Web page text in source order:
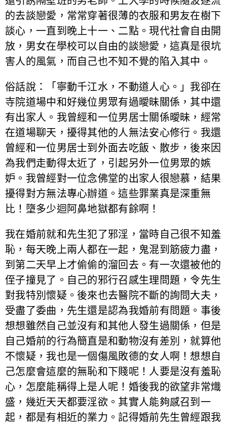
的去談戀愛，常常穿著很薄的衣服和男友在樹下
談心，一直到晚上十一、二點。現代社會自由開
放，男女在學校可以自由的談戀愛，這真是很坑
害人的風氣，而自己也不知不覺的陷入其中。
俗話說：「寧動千江水，不動道人心。」我卻在
寺院道場中和好幾位男眾有過曖昧關係，其中還
有出家人。我曾經和一位男居士關係曖昧，經常
在道場聊天，擾得其他的人無法安心修行。我還
曾經和一位男居士到外面去吃飯、散步，後來因
為我們走動得太近了，引起另外一位男眾的嫉
妒。我曾經對一位念佛堂的出家人很戀慕，結果
擾得對方無法專心辦道。這些罪業真是深重無
比！墮多少迴阿鼻地獄都有餘啊！
我在婚前就和先生犯了邪淫，當時自己很不知羞
恥，每天晚上兩人都在一起，鬼混到筋疲力盡，
到第二天早上才偷偷的溜回去。有一次還被他的
侄子撞見了。自己的邪行召感生理問題，令先生
對我特別懷疑。後來也去醫院不斷的詢問大夫，
受盡了委曲，先生還是認為我婚前有問題。事後
想想雖然自己並沒有和其他人發生過關係，但是
自己婚前的行為簡直是和動物沒有差別，就算他
不懷疑，我也是一個傷風敗德的女人啊！想想自
己怎麼會這麼的無恥和下賤呢！人要是沒有羞恥
心，怎麼能稱得上是人呢！婚後我的欲望非常熾
盛，幾近天天都要淫欲。其實人能夠感召到一
起，都是有相近的業力。記得婚前先生曾經跟我